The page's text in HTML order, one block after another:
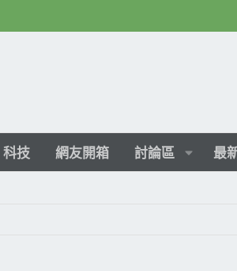
技 網友開箱 討論區 最